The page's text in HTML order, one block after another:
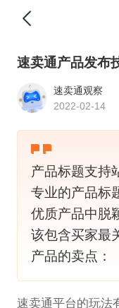
速卖通产品发布
速卖通观察
2022-02-14
产品标题支持
专业的产品标
优质产品中脱
该包含买家最
产品的卖点：
速卖通平台的玩法